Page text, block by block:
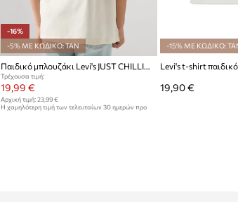
-16%
-5% ΜΕ ΚΩΔΙΚΟ: TAN
Παιδικό μπλουζάκι Levi's JUST CHILLING OVERSIZED SS
Τρέχουσα τιμή:
19,99 €
Αρχική τιμή:23,99 €
Η χαμηλότερη τιμή των τελευταίων 30 ημερών προ
-15% ΜΕ ΚΩΔΙΚΟ:
19,90 €